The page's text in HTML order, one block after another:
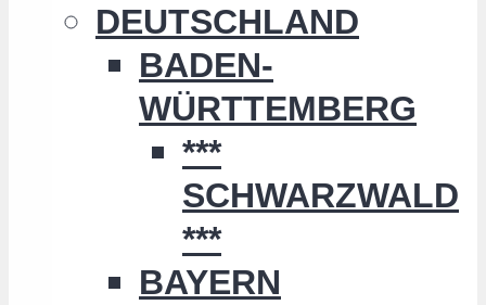
DEUTSCHLAND
BADEN-
WÜRTTEMBERG
***
SCHWARZWALD
***
BAYERN